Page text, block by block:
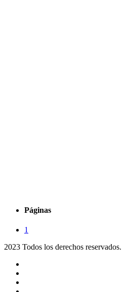
Páginas
1
2023 Todos los derechos reservados.